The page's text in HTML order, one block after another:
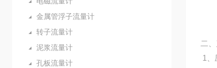
金属管浮子流量计
转子流量计
泥浆流量计
孔板流量计
二
1、